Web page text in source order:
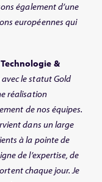
également d’une
européennes qui
&
le statut Gold
réalisation
de nos équipes.
dans un large
à la pointe de
de l’expertise, de
chaque jour. Je